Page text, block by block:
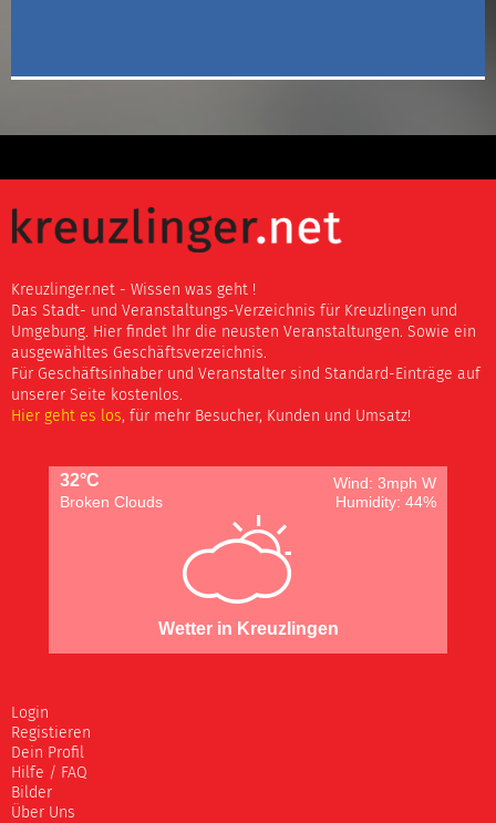
Kreuzlinger.net - Wissen was geht !
Das Stadt- und Veranstaltungs-Verzeichnis für Kreuzlingen und
Umgebung. Hier findet Ihr die neusten Veranstaltungen. Sowie ein
ausgewähltes Geschäftsverzeichnis.
Für Geschäftsinhaber und Veranstalter sind Standard-Einträge auf
unserer Seite kostenlos.
Hier geht es los, für mehr Besucher, Kunden und Umsatz!
32°C
Wind: 3mph W
Broken Clouds
Humidity: 44%
Wetter in Kreuzlingen
Login
Registieren
Dein Profil
Hilfe / FAQ
Bilder
Über Uns